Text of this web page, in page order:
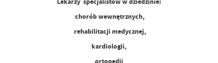
chorób wewnętrznych,
rehabilitacji medycznej,
kardiologii,